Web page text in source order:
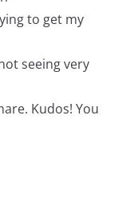
to get my
seeing very
Kudos! You